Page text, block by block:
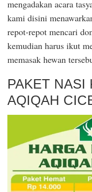
mengadakan acara
kami disini
repot-repot mencari
kemudian harus ikut
memasak hewan
PAKET NASI
AQIQAH